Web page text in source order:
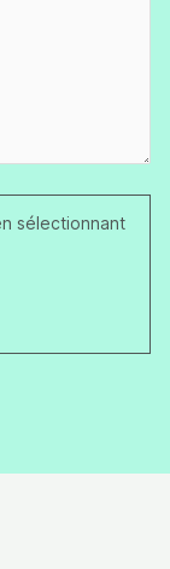
sélectionnant